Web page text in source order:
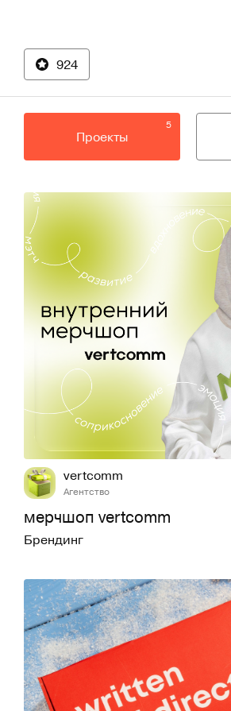
924
5
Проекты
vertcomm
Агентство
мерчшоп vertcomm
Брендинг